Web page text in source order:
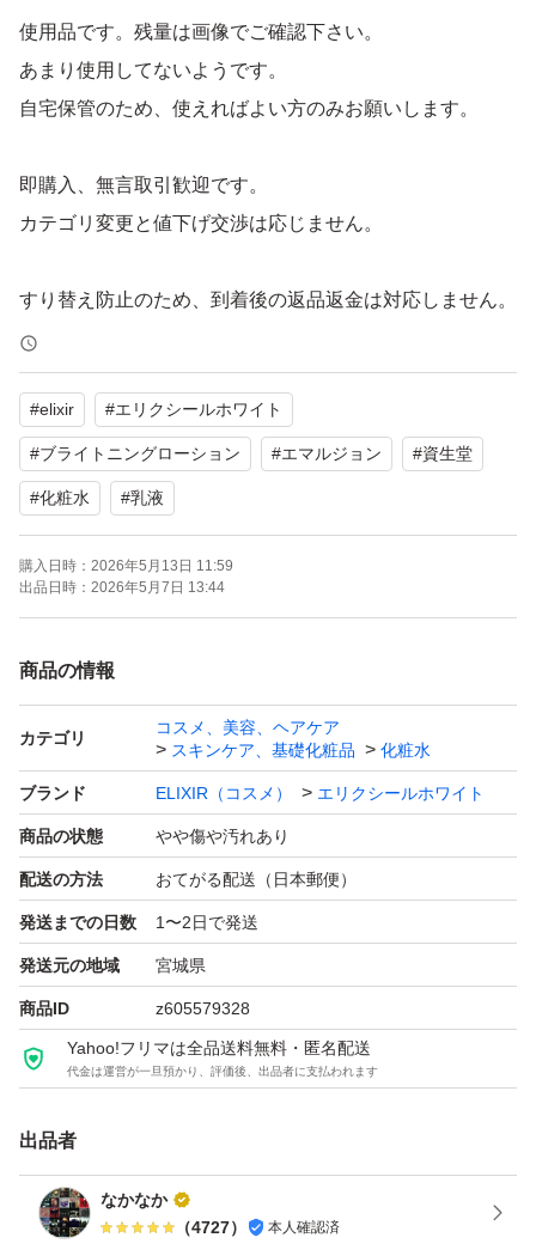
使用品です。残量は画像でご確認下さい。
あまり使用してないようです。
自宅保管のため、使えればよい方のみお願いします。
即購入、無言取引歓迎です。
カテゴリ変更と値下げ交渉は応じません。
すり替え防止のため、到着後の返品返金は対応しません。
あらかじめご了承ください。
質問は商品に関係あることのみ回答致します。
#elixir #エリクシールホワイト
#ブライトニングローション #エマルジョン #資生堂
#化粧水 #乳液
購入日時： 2026年5月13日 11:59
出品日時： 2026年5月7日 13:44
商品の情報
カテゴリ
コスメ、美容、ヘアケア
スキンケア、基礎化粧品
化粧水
ブランド ELIXIR（コスメ） エリクシールホワイト
商品の状態 やや傷や汚れあり
配送の方法 おてがる配送（日本郵便）
発送までの日数 1〜2日で発送
発送元の地域 宮城県
商品ID z605579328
Yahoo!フリマは全品送料無料・匿名配送
代金は運営が一旦預かり、評価後、出品者に支払われます
出品者
なかなか
（4727） 本人確認済